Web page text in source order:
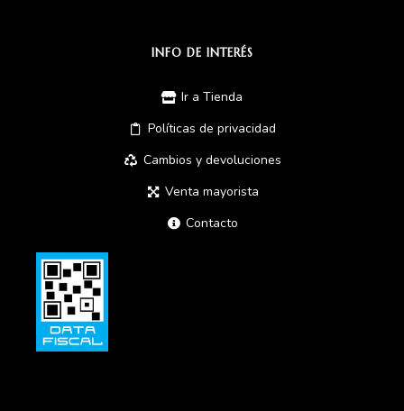
INFO DE INTERÉS
Ir a Tienda
Políticas de privacidad
Cambios y devoluciones
Venta mayorista
Contacto